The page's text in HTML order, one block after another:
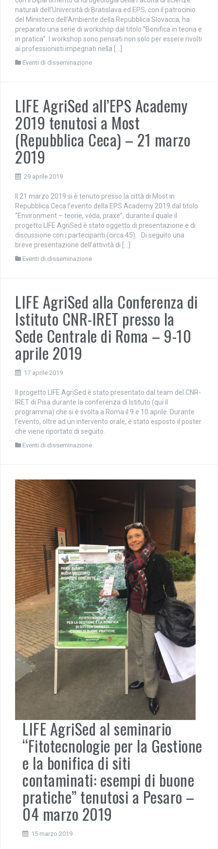
naturali dell’Università di Bratislava ed EPS, con il patrocinio
del Ministero dell’Ambiente della Repubblica Slovacca, ha
preparato una serie di workshop dal titolo “Bonifica in teoria e
in pratica”. I workshop sono pensati non solo per essere rivolti
ai professionisti impegnati nella […]
Eventi di disseminazione
LIFE AgriSed all’EPS Academy
2019 tenutosi a Most
(Repubblica Ceca) – 21 marzo
2019
29 aprile 2019
Il 21 marzo 2019 si è tenuto presso la città di Most in
Repubblica Ceca l’evento della EPS Academy 2019 dal titolo
“Environment – teorie, věda, praxe”, durante il quale il
progetto LIFE AgriSed è stato oggetto di presentazione e di
discussione con i partecipanti (circa 45). Di seguito una
breve presentazione dell’attività di […]
Eventi di disseminazione
LIFE AgriSed alla Conferenza di
Istituto CNR-IRET presso la
Sede Centrale di Roma – 9-10
aprile 2019
17 aprile 2019
Il progetto LIFE AgriSed è stato presentato dal team del CNR-
IRET di Pisa durante la conferenza di Istituto (qui il
programma) che si è svolta a Roma il 9 e 10 aprile. Durante
l’evento, oltre ad un intervento orale, è stato esposto il poster
che viene riportato di seguito.
Eventi di disseminazione
LIFE AgriSed al seminario
“Fitotecnologie per la Gestione
e la bonifica di siti
contaminati: esempi di buone
pratiche” tenutosi a Pesaro –
04 marzo 2019
15 marzo 2019